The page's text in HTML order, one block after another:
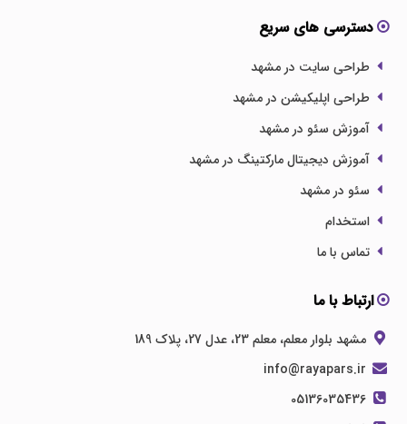
دسترسی های سریع
طراحی سایت در مشهد
طراحی اپلیکیشن در مشهد
آموزش سئو در مشهد
آموزش دیجیتال مارکتینگ در مشهد
سئو در مشهد
استخدام
تماس با ما
ارتباط با ما
مشهد بلوار معلم، معلم 23، عدل 27، پلاک 189
05136035436